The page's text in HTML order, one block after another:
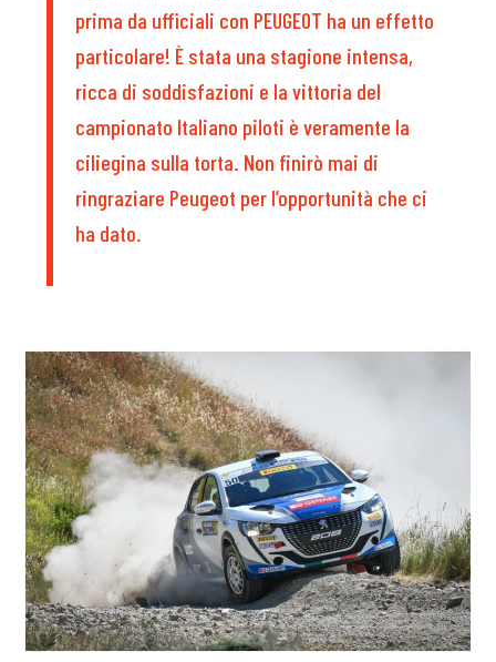
prima da ufficiali con PEUGEOT ha un effetto
particolare! È stata una stagione intensa,
ricca di soddisfazioni e la vittoria del
campionato Italiano piloti è veramente la
ciliegina sulla torta. Non finirò mai di
ringraziare Peugeot per l’opportunità che ci
ha dato.